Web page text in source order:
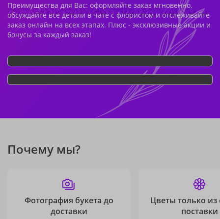
Преимущества для Вас: оформляйте заказ мгновенно,
обсуждайте все детали в чате с флористом и отслеживайте
заказ онлайн на всех этапах. Плюс - эксклюзивные акции и
бонусы за каждый заказ!
Почему мы?
Фотография букета до
доставки
Цветы только из
поставки